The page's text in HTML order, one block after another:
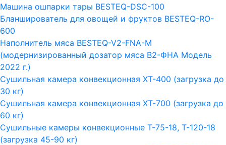
Машина ошпарки тары BESTEQ-DSC-100
Бланширователь для овощей и фруктов BESTEQ-RO-
600
Наполнитель мяса BESTEQ-V2-FNA-M
(модернизированный дозатор мяса В2-ФНА Модель
2022 г.)
Сушильная камера конвекционная ХТ-400 (загрузка до
30 кг)
Сушильная камера конвекционная ХТ-700 (загрузка до
60 кг)
Сушильные камеры конвекционные Т-75-18, Т-120-18
(загрузка 45-90 кг)